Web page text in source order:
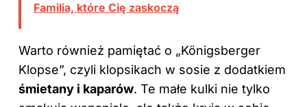
Familia, które Cię zaskoczą
Warto również pamiętać o „Königsberger
Klopse”, czyli klopsikach w sosie z dodatkiem
śmietany i kaparów. Te małe kulki nie tylko